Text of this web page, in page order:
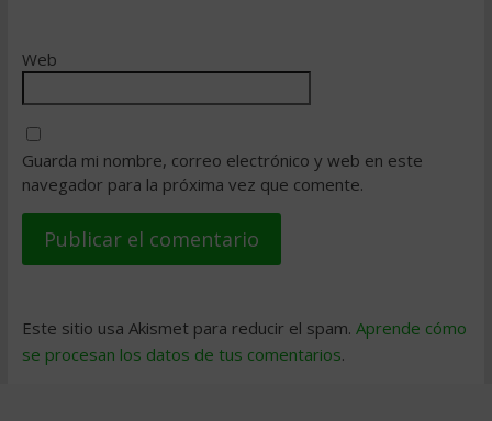
Web
Guarda mi nombre, correo electrónico y web en este
navegador para la próxima vez que comente.
Este sitio usa Akismet para reducir el spam. Aprende cómo
se procesan los datos de tus comentarios.